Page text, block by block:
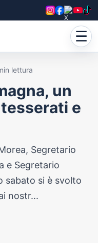
☰
lettura
un
e
Segretario
e Segretario
sabato si è svolto
nostr...